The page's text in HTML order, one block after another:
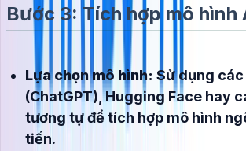
Bước 3: Tích hợp mô hình
Lựa chọn mô hình: Sử dụng các
(ChatGPT), Hugging Face hay
tương tự để tích hợp mô hình
tiến.